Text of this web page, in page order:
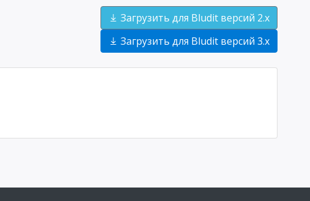
Загрузить для Bludit версий 2.x
Загрузить для Bludit версий 3.x